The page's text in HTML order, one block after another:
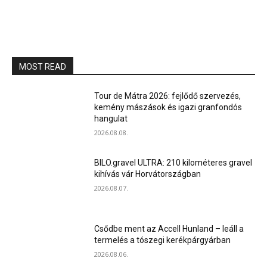
MOST READ
Tour de Mátra 2026: fejlődő szervezés,
kemény mászások és igazi granfondós
hangulat
2026.08.08.
BILO.gravel ULTRA: 210 kilométeres gravel
kihívás vár Horvátországban
2026.08.07.
Csődbe ment az Accell Hunland – leáll a
termelés a tószegi kerékpárgyárban
2026.08.06.